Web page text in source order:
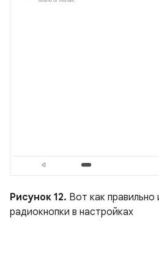
Рисунок 12. Вот как правильно
радиокнопки в настройках